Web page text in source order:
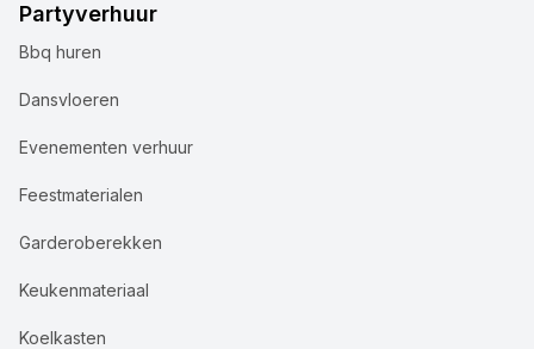
Partyverhuur
Bbq huren
Dansvloeren
Evenementen verhuur
Feestmaterialen
Garderoberekken
Keukenmateriaal
Koelkasten